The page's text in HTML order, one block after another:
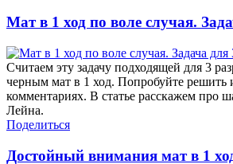
Мат в 1 ход по воле случая.
Считаем эту задачу подходящей для 3
черным мат в 1 ход. Попробуйте решить
комментариях. В статье расскажем про
Лейна.
Поделиться
Достойный внимания мат в 1